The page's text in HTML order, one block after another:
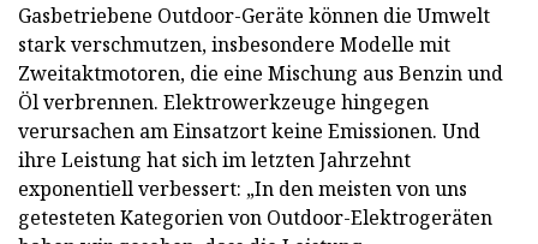
Gasbetriebene Outdoor-Geräte können die Umwelt
stark verschmutzen, insbesondere Modelle mit
Zweitaktmotoren, die eine Mischung aus Benzin und
Öl verbrennen. Elektrowerkzeuge hingegen
verursachen am Einsatzort keine Emissionen. Und
ihre Leistung hat sich im letzten Jahrzehnt
exponentiell verbessert: „In den meisten von uns
getesteten Kategorien von Outdoor-Elektrogeräten